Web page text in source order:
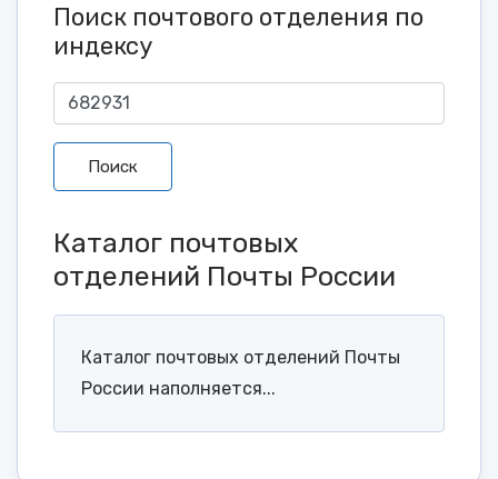
Поиск почтового отделения по
индексу
Поиск
Каталог почтовых
отделений Почты России
Каталог почтовых отделений Почты
России наполняется...